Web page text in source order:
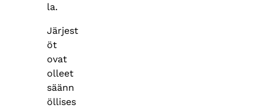
la.
Järjest
öt
ovat
olleet
säänn
öllises